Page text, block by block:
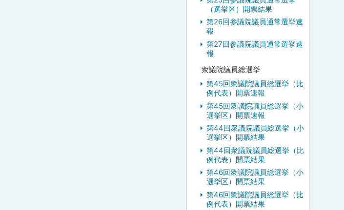
（選挙区）開票結果
第26回参議院議員通常選挙速
報
第27回参議院議員通常選挙速
報
衆議院議員総選挙
第45回衆議院議員総選挙（比
例代表）開票速報
第45回衆議院議員総選挙（小
選挙区）開票速報
第44回衆議院議員総選挙（小
選挙区）開票結果
第44回衆議院議員総選挙（比
例代表）開票結果
第46回衆議院議員総選挙（小
選挙区）開票結果
第46回衆議院議員総選挙（比
例代表）開票結果